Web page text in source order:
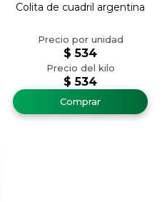
Colita de cuadril argentina
$ 534
$ 534